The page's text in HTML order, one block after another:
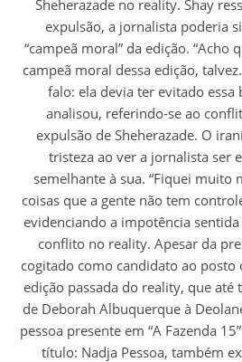
Sheherazade no reality. Shay
expulsão, a jornalista poderia
“campeã moral” da edição. “Acho
campeã moral dessa edição,
falo: ela devia ter evitado essa
analisou, referindo-se ao
expulsão de Sheherazade. O
tristeza ao ver a jornalista ser
semelhante à sua. “Fiquei muito
coisas que a gente não tem
evidenciando a impotência
conflito no reality. Apesar da
cogitado como candidato ao posto
edição passada do reality, que até
de Deborah Albuquerque à
pessoa presente em “A Fazenda
título: Nadja Pessoa, também